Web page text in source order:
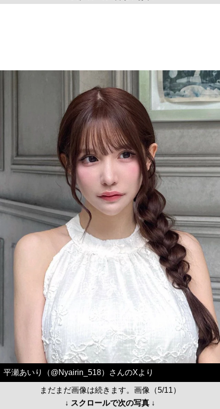
平瀬あいり（@Nyairin_518）さんのXより
まだまだ画像は続きます。画像（5/11）
↓ スクロールで次の写真 ↓